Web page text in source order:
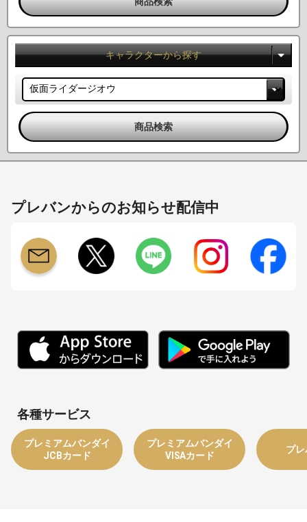
キャラクターから探す
プレバンからのお知らせ配信中
各種サービス
プレミアムバンダイ
JCBカード
プレミアムバンダイ
VISAカード
プ